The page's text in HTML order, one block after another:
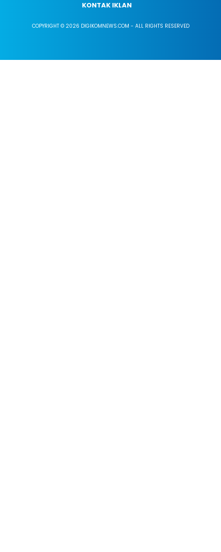
KONTAK IKLAN
COPYRIGHT © 2026 DIGIKOMNEWS.COM - ALL RIGHTS RESERVED